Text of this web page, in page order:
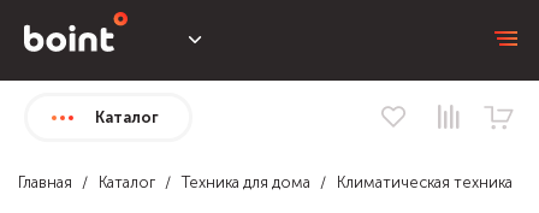
Каталог
Главная Каталог Техника для дома Климатическая техника